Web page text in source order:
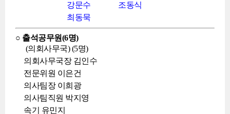
강문수
조동식
최동묵
○ 출석공무원(6명)
(의회사무국) (5명)
의회사무국장 김인수
전문위원 이은건
의사팀장 이희광
의사팀직원 박지영
속기 유민지